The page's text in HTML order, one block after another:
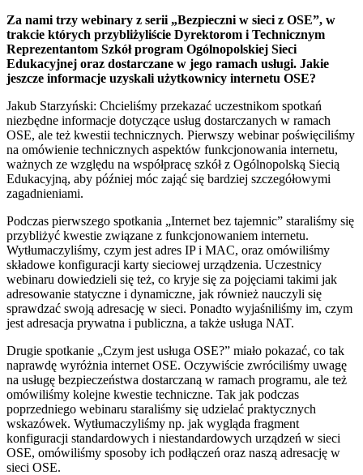
Za nami trzy webinary z serii „Bezpieczni w sieci z OSE”, w
trakcie których przybliżyliście Dyrektorom i Technicznym
Reprezentantom Szkół program Ogólnopolskiej Sieci
Edukacyjnej oraz dostarczane w jego ramach usługi. Jakie
jeszcze informacje uzyskali użytkownicy internetu OSE?
Jakub Starzyński: Chcieliśmy przekazać uczestnikom spotkań
niezbędne informacje dotyczące usług dostarczanych w ramach
OSE, ale też kwestii technicznych. Pierwszy webinar poświęciliśmy
na omówienie technicznych aspektów funkcjonowania internetu,
ważnych ze względu na współpracę szkół z Ogólnopolską Siecią
Edukacyjną, aby później móc zająć się bardziej szczegółowymi
zagadnieniami.
Podczas pierwszego spotkania „Internet bez tajemnic” staraliśmy się
przybliżyć kwestie związane z funkcjonowaniem internetu.
Wytłumaczyliśmy, czym jest adres IP i MAC, oraz omówiliśmy
składowe konfiguracji karty sieciowej urządzenia. Uczestnicy
webinaru dowiedzieli się też, co kryje się za pojęciami takimi jak
adresowanie statyczne i dynamiczne, jak również nauczyli się
sprawdzać swoją adresację w sieci. Ponadto wyjaśniliśmy im, czym
jest adresacja prywatna i publiczna, a także usługa NAT.
Drugie spotkanie „Czym jest usługa OSE?” miało pokazać, co tak
naprawdę wyróżnia internet OSE. Oczywiście zwróciliśmy uwagę
na usługę bezpieczeństwa dostarczaną w ramach programu, ale też
omówiliśmy kolejne kwestie techniczne. Tak jak podczas
poprzedniego webinaru staraliśmy się udzielać praktycznych
wskazówek. Wytłumaczyliśmy np. jak wygląda fragment
konfiguracji standardowych i niestandardowych urządzeń w sieci
OSE, omówiliśmy sposoby ich podłączeń oraz naszą adresację w
sieci OSE.